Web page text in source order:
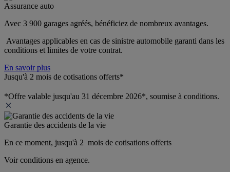
Assurance auto
Avec 3 900 garages agréés, bénéficiez de nombreux avantages.
Avantages applicables en cas de sinistre automobile garanti dans les
conditions et limites de votre contrat.
En savoir plus
Jusqu'à 2 mois de cotisations offerts*
*Offre valable jusqu'au 31 décembre 2026*, soumise à conditions.
Garantie des accidents de la vie
En ce moment, jusqu'à 2  mois de cotisations offerts
Voir conditions en agence.